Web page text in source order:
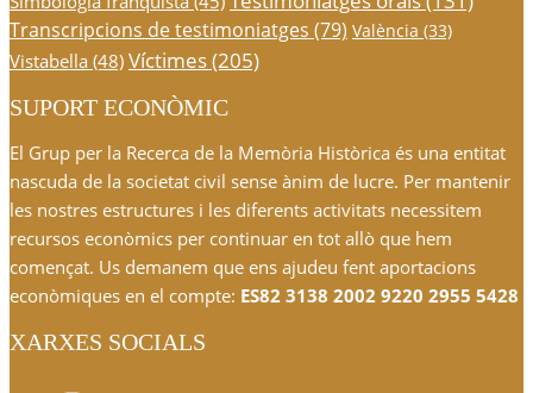
Transcripcions de testimoniatges (79) València (33)
Vistabella (48) Víctimes(205)
SUPORT ECONÒMIC
El Grup per la Recerca de la Memòria Històrica és una entitat
nascuda de la societat civil sense ànim de lucre. Per mantenir
les nostres estructures i les diferents activitats necessitem
recursos econòmics per continuar en tot allò que hem
començat. Us demanem que ens ajudeu fent aportacions
econòmiques en el compte: ES82 3138 2002 9220 2955 5428
XARXES SOCIALS